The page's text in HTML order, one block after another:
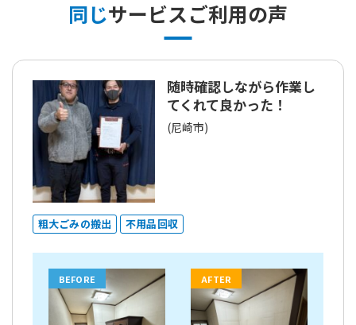
同じサービスご利用の声
随時確認しながら作業し
てくれて良かった！
(尼崎市)
粗大ごみの搬出 不用品回収
BEFORE AFTER